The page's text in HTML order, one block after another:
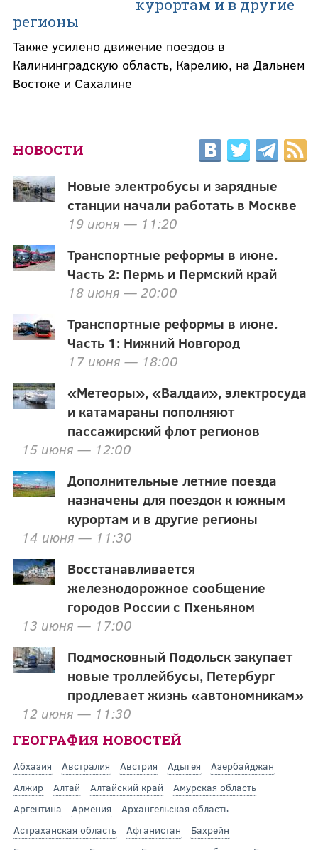
курортам и в другие
регионы
Также усилено движение поездов в
Калининградскую область, Карелию, на Дальнем
Востоке и Сахалине
НОВОСТИ
Новые электробусы и зарядные
станции начали работать в Москве
19 июня — 11:20
Транспортные реформы в июне.
Часть 2: Пермь и Пермский край
18 июня — 20:00
Транспортные реформы в июне.
Часть 1: Нижний Новгород
17 июня — 18:00
«Метеоры», «Валдаи», электросуда
и катамараны пополняют
пассажирский флот регионов
15 июня — 12:00
Дополнительные летние поезда
назначены для поездок к южным
курортам и в другие регионы
14 июня — 11:30
Восстанавливается
железнодорожное сообщение
городов России с Пхеньяном
13 июня — 17:00
Подмосковный Подольск закупает
новые троллейбусы, Петербург
продлевает жизнь «автономникам»
12 июня — 11:30
ГЕОГРАФИЯ НОВОСТЕЙ
Абхазия Австралия Австрия Адыгея
Азербайджан
Алжир
Алтай Алтайский край
Амурская область
Аргентина
Армения
Архангельская область
Астраханская область
Афганистан
Бахрейн